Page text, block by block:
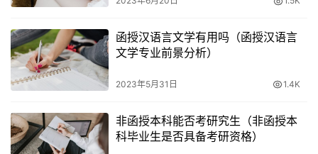
注意，这里说的函授站和机构指的是正规的函授站和机构。
与正规院校合作的函授站一般可靠
函授站是指有权利进行成人教育的学校，在非学校驻地的地
区设立的授课点。与正规院校合作的函授站一般来说是可靠
的。
了解函授站与机构之间的关系
函授汉语言文学有用吗（函授汉语言
文学专业前景分析）
2023年5月31日 1.4K
非函授本科能否考研究生（非函授本
科毕业生是否具备考研资格）